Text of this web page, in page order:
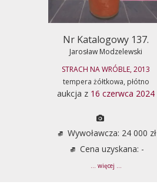
Nr Katalogowy 137.
Jarosław Modzelewski
STRACH NA WRÓBLE, 2013
tempera żółtkowa, płótno
aukcja z 16 czerwca 2024
Wywoławcza: 24 000 zł
Cena uzyskana: -
... więcej ...